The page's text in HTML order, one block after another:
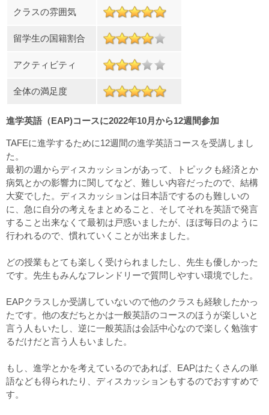
クラスの雰囲気
留学生の国籍割合
アクティビティ
全体の満足度
進学英語（EAP)コースに2022年10月から12週間参加
TAFEに進学するために12週間の進学英語コースを受講しまし
た。
最初の週からディスカッションがあって、トピックも経済とか
病気とかの影響力に関してなど、難しい内容だったので、結構
大変でした。ディスカッションは日本語でするのも難しいの
に、急に自分の考えをまとめること、そしてそれを英語で発言
すること出来なくて最初は戸惑いましたが、ほぼ毎日のように
行われるので、慣れていくことが出来ました。
どの授業もとても楽しく受けられましたし、先生も優しかった
です。先生もみんなフレンドリーで質問しやすい環境でした。
EAPクラスしか受講していないので他のクラスも経験したかっ
たです。他の友だちとかは一般英語のコースのほうが楽しいと
言う人もいたし、逆に一般英語は会話中心なので楽しく勉強す
るだけだと言う人もいました。
もし、進学とかを考えているのであれば、EAPはたくさんの単
語なども得られたり、ディスカッションもするのでおすすめで
す。